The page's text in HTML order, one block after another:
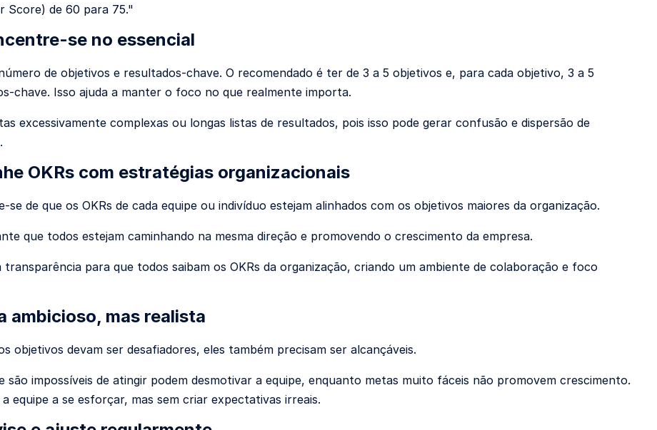
Score) de 60 para 75."
se no essencial
de objetivos e resultados-chave. O recomendado é ter de 3 a 5 objetivos e, para cada objetivo, 3 a 5
chave. Isso ajuda a manter o foco no que realmente importa.
excessivamente complexas ou longas listas de resultados, pois isso pode gerar confusão e dispersão de
OKRs com estratégias organizacionais
se de que os OKRs de cada equipe ou indivíduo estejam alinhados com os objetivos maiores da organização.
que todos estejam caminhando na mesma direção e promovendo o crescimento da empresa.
transparência para que todos saibam os OKRs da organização, criando um ambiente de colaboração e foco
ambicioso, mas realista
objetivos devam ser desafiadores, eles também precisam ser alcançáveis.
são impossíveis de atingir podem desmotivar a equipe, enquanto metas muito fáceis não promovem crescimento.
a equipe a se esforçar, mas sem criar expectativas irreais.